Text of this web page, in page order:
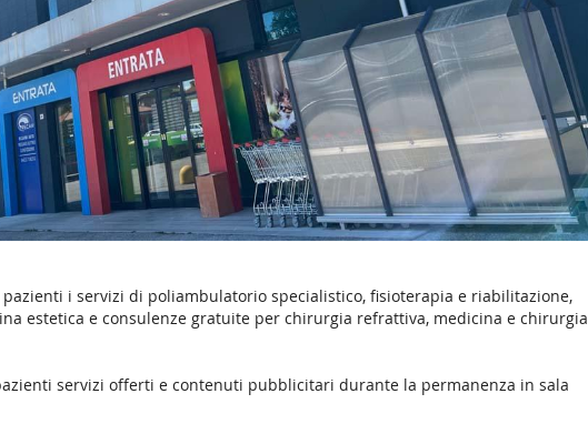
i servizi di poliambulatorio specialistico, fisioterapia e riabilitazione,
estetica e consulenze gratuite per chirurgia refrattiva, medicina e chirurgia
servizi offerti e contenuti pubblicitari durante la permanenza in sala